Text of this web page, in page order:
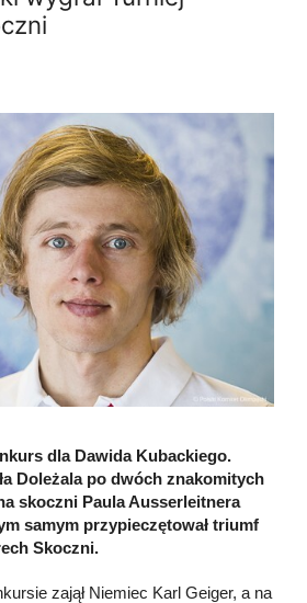
dla Dawida Kubackiego.
Doleżala po dwóch znakomitych
skoczni Paula Ausserleitnera
samym przypieczętował triumf
Skoczni.
zajął Niemiec Karl Geiger, a na